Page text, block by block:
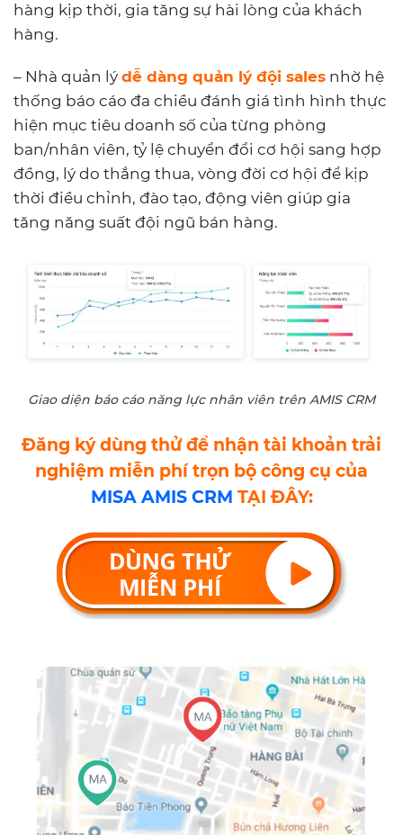
hàng kịp thời, gia tăng sự hài lòng của khách
hàng.
– Nhà quản lý dễ dàng quản lý đội sales nhờ hệ
thống báo cáo đa chiều đánh giá tình hình thực
hiện mục tiêu doanh số của từng phòng
ban/nhân viên, tỷ lệ chuyển đổi cơ hội sang hợp
đồng, lý do thắng thua, vòng đời cơ hội để kịp
thời điều chỉnh, đào tạo, động viên giúp gia
tăng năng suất đội ngũ bán hàng.
Giao diện báo cáo năng lực nhân viên trên AMIS CRM
Đăng ký dùng thử để nhận tài khoản trải
nghiệm miễn phí trọn bộ công cụ của
MISA AMIS CRM TẠI ĐÂY: